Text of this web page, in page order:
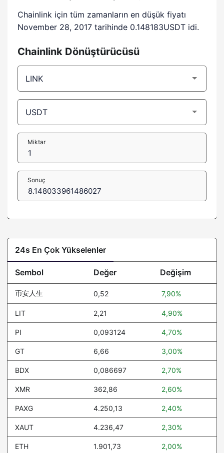
Chainlink için tüm zamanların en düşük fiyatı
November 28, 2017 tarihinde 0.148183USDT idi.
Chainlink Dönüştürücüsü
Miktar
Sonuç
24s En Çok Yükselenler
Sembol Değer Değişim
币安人生 0,52 7,90%
LIT 2,21 4,90%
PI 0,093124 4,70%
GT 6,66 3,00%
BDX 0,086697 2,70%
XMR 362,86 2,60%
PAXG 4.250,13 2,40%
XAUT 4.236,47 2,30%
ETH 1.901,73 2,00%